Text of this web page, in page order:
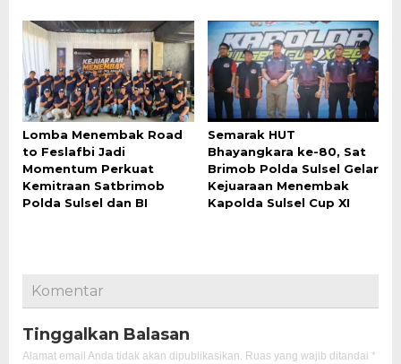
Lomba Menembak Road
to Feslafbi Jadi
Momentum Perkuat
Kemitraan Satbrimob
Polda Sulsel dan BI
Semarak HUT
Bhayangkara ke-80, Sat
Brimob Polda Sulsel Gelar
Kejuaraan Menembak
Kapolda Sulsel Cup XI
Komentar
Tinggalkan Balasan
Alamat email Anda tidak akan dipublikasikan. Ruas yang wajib ditandai *